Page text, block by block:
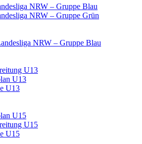
NRW – Gruppe Blau
NRW – Gruppe Grün
NRW – Gruppe Blau
U13
U13
U13
U15
U15
U15